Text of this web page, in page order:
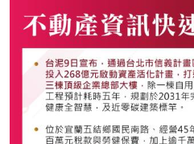
📍日勝生完成33.94億元「北車
27層大樓
📍三鶯線通車倒數！侯友宜宣
《 #地產專家🔎關注詠群 提供